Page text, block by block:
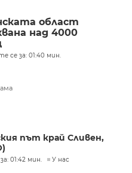
област
над 4000
се за: 01:40 мин.
път край Сливен,
01:42 мин. У нас